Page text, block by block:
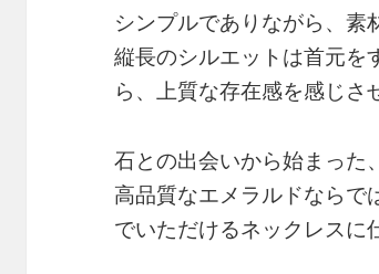
シンプルでありながら、素
縦長のシルエットは首元を
ら、上質な存在感を感じさ
石との出会いから始まった
高品質なエメラルドならで
でいただけるネックレスに